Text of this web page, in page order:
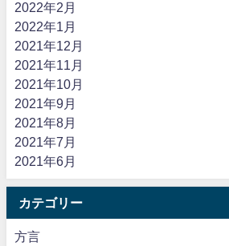
2022年2月
2022年1月
2021年12月
2021年11月
2021年10月
2021年9月
2021年8月
2021年7月
2021年6月
カテゴリー
方言